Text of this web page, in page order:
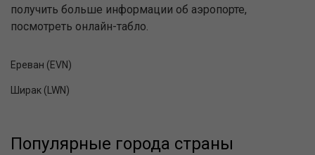
получить больше информации об аэропорте,
посмотреть онлайн-табло.
Ереван (EVN)
Ширак (LWN)
Популярные города страны